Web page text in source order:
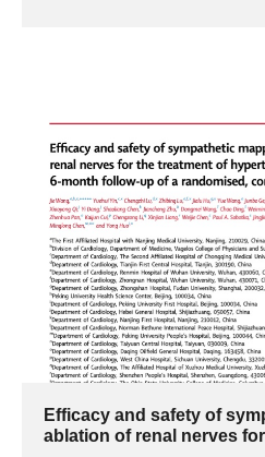
Efficacy and safety of
ablation of renal nerves